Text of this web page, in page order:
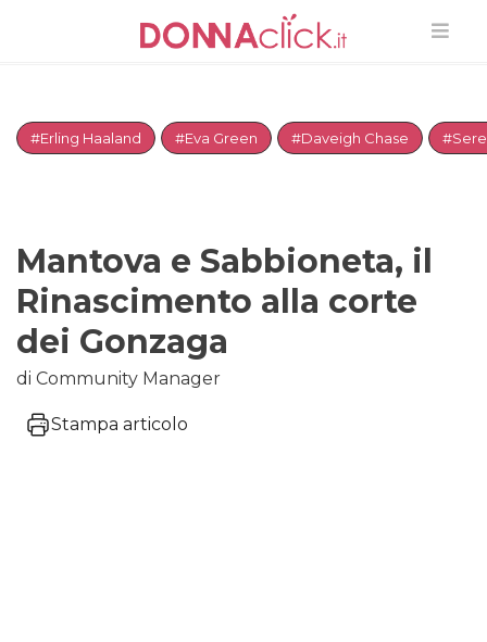
#Erling Haaland #Eva Green #Daveigh Chase
Mantova e Sabbioneta, il
Rinascimento alla corte
dei Gonzaga
di Community Manager
Stampa articolo